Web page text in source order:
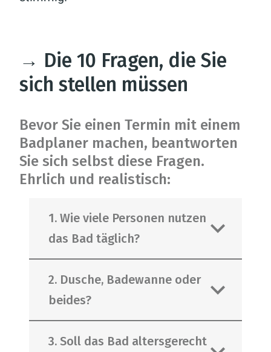
→ Die 10 Fragen, die Sie
sich stellen müssen
Bevor Sie einen Termin mit einem
Badplaner machen, beantworten
Sie sich selbst diese Fragen.
Ehrlich und realistisch:
1. Wie viele Personen nutzen
das Bad täglich?
Das ist entscheidend. Eine
vierköpfige Familie mit Kindern
2. Dusche, Badewanne oder
beides?
3. Soll das Bad altersgerecht